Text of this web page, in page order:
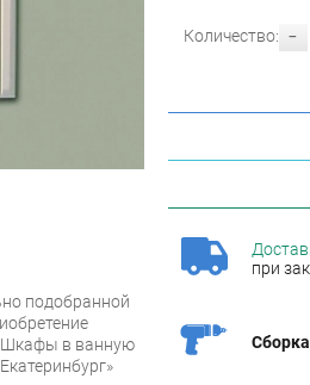
-
Количество:
при
Сборка
подобранной
Шкафы в ванную